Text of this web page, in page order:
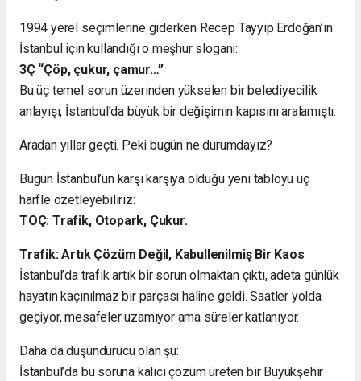
1994 yerel seçimlerine giderken Recep Tayyip Erdoğan’ın
İstanbul için kullandığı o meşhur sloganı:
3Ç “Çöp, çukur, çamur…”
Bu üç temel sorun üzerinden yükselen bir belediyecilik
anlayışı, İstanbul’da büyük bir değişimin kapısını aralamıştı.
Aradan yıllar geçti. Peki bugün ne durumdayız?
Bugün İstanbul’un karşı karşıya olduğu yeni tabloyu üç
harfle özetleyebiliriz:
TOÇ: Trafik, Otopark, Çukur.
Trafik: Artık Çözüm Değil, Kabullenilmiş Bir Kaos
İstanbul’da trafik artık bir sorun olmaktan çıktı, adeta günlük
hayatın kaçınılmaz bir parçası haline geldi. Saatler yolda
geçiyor, mesafeler uzamıyor ama süreler katlanıyor.
Daha da düşündürücü olan şu:
İstanbul’da bu soruna kalıcı çözüm üreten bir Büyükşehir